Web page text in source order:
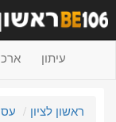
עיתון
ראשון לציון